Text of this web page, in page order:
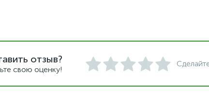
отзыв?
свою оценку!